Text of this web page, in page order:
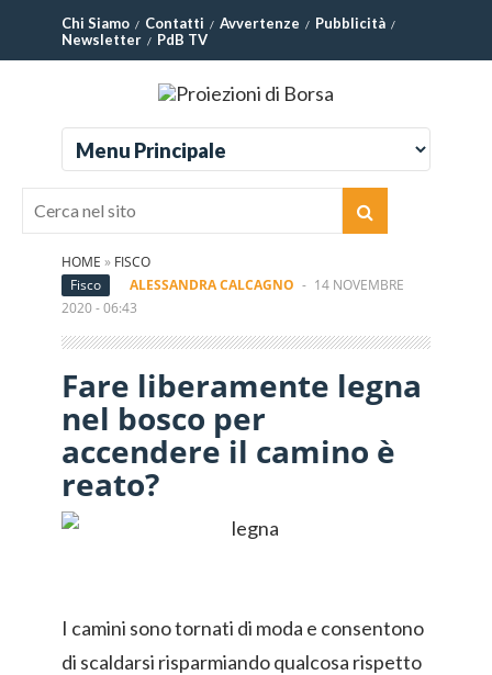
Chi Siamo Contatti Avvertenze
Pubblicità
Newsletter
PdB TV
HOME » FISCO
Fisco
ALESSANDRA CALCAGNO - 14 NOVEMBRE
2020 - 06:43
Fare liberamente legna
nel bosco per
accendere il camino è
reato?
I camini sono tornati di moda e consentono
di scaldarsi risparmiando qualcosa rispetto